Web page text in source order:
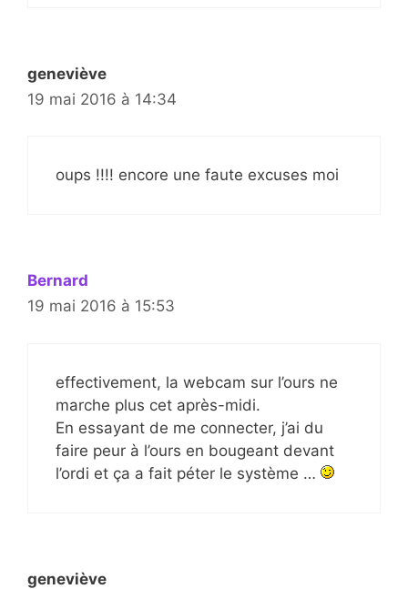
geneviève
19 mai 2016 à 14:34
oups !!!! encore une faute excuses moi
Bernard
19 mai 2016 à 15:53
effectivement, la webcam sur l’ours ne
marche plus cet après-midi.
En essayant de me connecter, j’ai du
faire peur à l’ours en bougeant devant
l’ordi et ça a fait péter le système …
geneviève